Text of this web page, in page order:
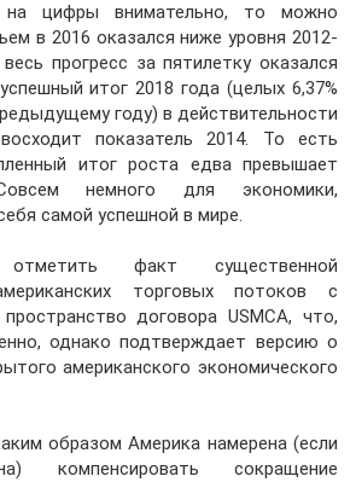
на цифры внимательно, то можно
в 2016 оказался ниже уровня 2012-
прогресс за пятилетку оказался
итог 2018 года (целых 6,37%
году) в действительности
показатель 2014. То есть
итог роста едва превышает
немного для экономики,
самой успешной в мире.
факт существенной
торговых потоков с
договора USMCA, что,
однако подтверждает версию о
американского экономического
образом Америка намерена (если
компенсировать сокращение